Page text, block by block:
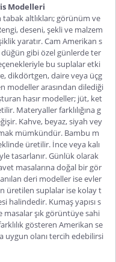
Modelleri
altlıkları; görünüm ve
deseni, şekli ve malzem
yaratır.Cam Amerikan s
düğün gibi özel günlerde ter
bu suplalar etki
dikdörtgen, daire veya üçg
modeller arasından dilediği
hasır modeller; jüt, ket
Materyaller farklılığına g
Kahve, beyaz, siyah vey
mümkündür. Bambu m
üretilir. İnce veya kalı
tasarlanır. Günlük olarak
masalarına doğal bir gör
deri modeller ise evler
üretilen suplalar ise kolay t
halindedir. Kumaş yapısı s
şık görüntüye sahi
gösteren Amerikan se
uygun olanı tercih edebilirsi